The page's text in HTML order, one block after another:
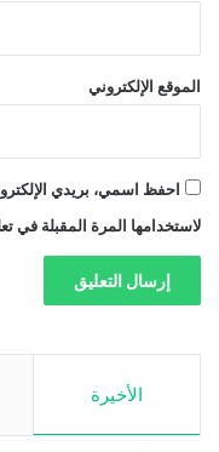
الموقع الإلكتروني
احفظ اسمي، بريدي
لاستخدامها المرة المقبلة في
الأخيرة